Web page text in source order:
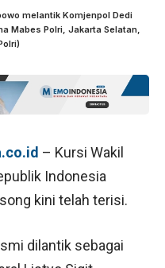
melantik Komjenpol Dedi
Mabes Polri, Jakarta Selatan,
– Kursi Wakil
Indonesia
kini telah terisi.
dilantik sebagai